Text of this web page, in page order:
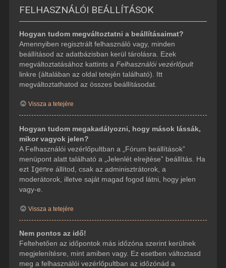
FELHASZNÁLÓI BEÁLLÍTÁSOK
Hogyan tudom megváltoztatni a beállításaimat?
Amennyiben regisztrált felhasználó vagy, minden
beállításod az adatbázisban kerül tárolásra. Ezek
megváltoztatásához kattints a Felhasználói vezérlőpult
linkre (általában az oldal tetején található). Itt
megváltoztathatod az összes beállításodat.
Vissza a tetejére
Hogyan tudom megakadályozni, hogy mások lássák,
mikor vagyok jelen?
A Felhasználói vezérlőpultban a „Fórum beállítások”
menüpont alatt található a „Jelenlét elrejtése” beállítás. Ha
ezt Igenre állítod, csak az adminisztrátorok, a
moderátorok, illetve saját magad fogod látni, hogy jelen
vagy-e.
Vissza a tetejére
Nem pontos az idő!
Feltehetően az időpontok más időzóna szerint kerülnek
megjelenítésre, mint amiben vagy. Ez esetben változtasd
meg a felhasználói vezérlőpultban az időzónád a